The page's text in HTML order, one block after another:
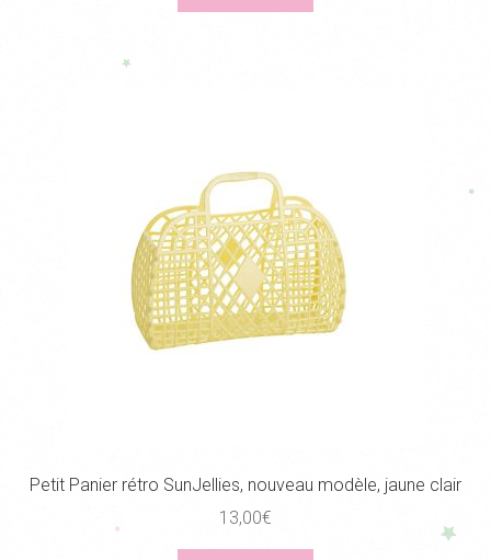
Petit Panier rétro SunJellies, nouveau modèle, jaune clair
13,00€